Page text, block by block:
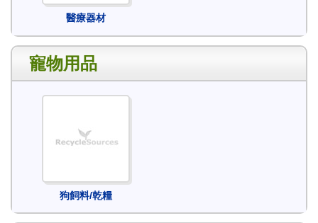
醫療器材
寵物用品
狗飼料/乾糧